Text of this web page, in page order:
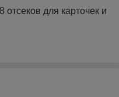
отсеков для карточек и